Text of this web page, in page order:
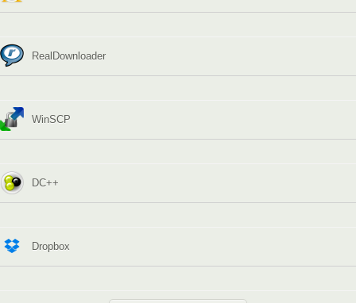
RealDownloader
WinSCP
DC++
Dropbox